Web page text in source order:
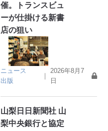
催。トランスビュ
ーが仕掛ける新書
店の狙い
ニュース
出版
｜
2026年8月7
日
山梨日日新聞社 山
梨中央銀行と協定